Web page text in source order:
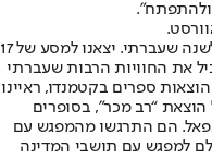
“הגעתי לשם כי זה היה סיכום ראוי בעיני לשנה שעברתי. יצאנו למסע של 17
את החוויות הרבות שעברתי
ספרים בקטמנדו, ראיינו
הוצאת “רב מכר”, בסופרים
הם התרגשו מהמפגש עם
למפגש עם תושבי המדינה